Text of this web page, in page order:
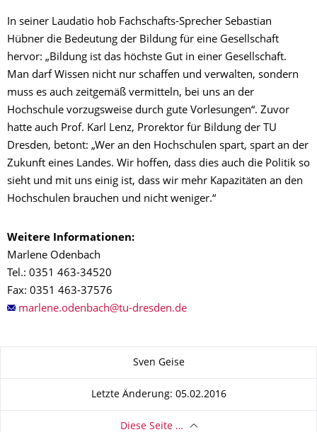
In seiner Laudatio hob Fachschafts-Sprecher Sebastian
Hübner die Bedeutung der Bildung für eine Gesellschaft
hervor: „Bildung ist das höchste Gut in einer Gesellschaft.
Man darf Wissen nicht nur schaffen und verwalten, sondern
muss es auch zeitgemäß vermitteln, bei uns an der
Hochschule vorzugsweise durch gute Vorlesungen“. Zuvor
hatte auch Prof. Karl Lenz, Prorektor für Bildung der TU
Dresden, betont: „Wer an den Hochschulen spart, spart an der
Zukunft eines Landes. Wir hoffen, dass dies auch die Politik so
sieht und mit uns einig ist, dass wir mehr Kapazitäten an den
Hochschulen brauchen und nicht weniger.“
Weitere Informationen:
Marlene Odenbach
Tel.: 0351 463-34520
Fax: 0351 463-37576
Sven Geise
Letzte Änderung: 05.02.2016
Diese Seite …